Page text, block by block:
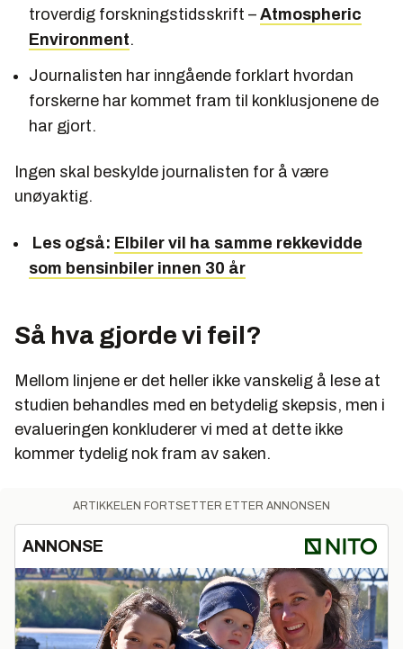
troverdig forskningstidsskrift – Atmospheric
Environment.
Journalisten har inngående forklart hvordan
forskerne har kommet fram til konklusjonene de
har gjort.
Ingen skal beskylde journalisten for å være
unøyaktig.
Les også: Elbiler vil ha samme rekkevidde
som bensinbiler innen 30 år
Så hva gjorde vi feil?
Mellom linjene er det heller ikke vanskelig å lese at
studien behandles med en betydelig skepsis, men i
evalueringen konkluderer vi med at dette ikke
kommer tydelig nok fram av saken.
ARTIKKELEN FORTSETTER ETTER ANNONSEN
ANNONSE